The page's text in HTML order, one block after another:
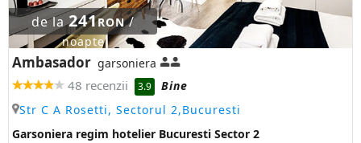
de la241RON/
noapte
Ambasador garsoniera
48 recenzii 3.9
Bine
Str C A Rosetti, Sectorul 2,Bucuresti
Garsoniera regim hotelier Bucuresti Sector 2